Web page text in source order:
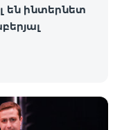
են ինտերնետ